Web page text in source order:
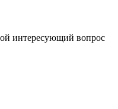
интересующий вопрос